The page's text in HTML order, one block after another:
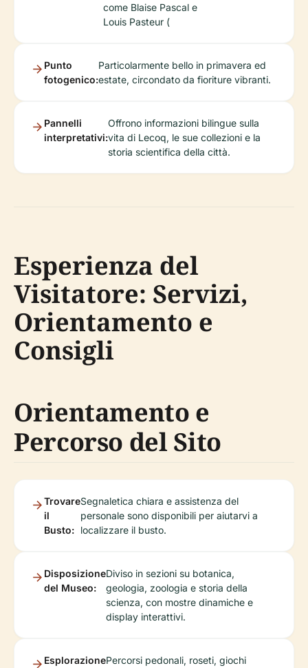
come Blaise Pascal e
Louis Pasteur (
Punto
fotogenico:
Particolarmente bello in primavera ed
estate, circondato da fioriture vibranti.
Pannelli
interpretativi:
Offrono informazioni bilingue sulla
vita di Lecoq, le sue collezioni e la
storia scientifica della città.
Esperienza del
Visitatore: Servizi,
Orientamento e
Consigli
Orientamento e
Percorso del Sito
Trovare
il
Busto:
Segnaletica chiara e assistenza del
personale sono disponibili per aiutarvi a
localizzare il busto.
Disposizione
del Museo:
Diviso in sezioni su botanica,
geologia, zoologia e storia della
scienza, con mostre dinamiche e
display interattivi.
EsplorazionePercorsi pedonali, roseti, giochi